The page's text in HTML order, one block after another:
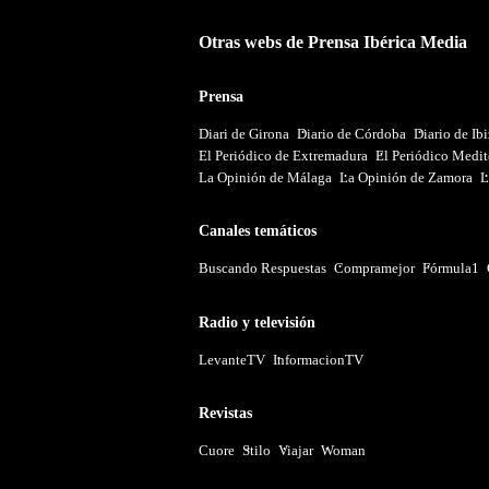
Otras webs de Prensa Ibérica Media
Prensa
Diari de Girona Diario de Córdoba Diario de
El Periódico de Extremadura El Periódico
La Opinión de Málaga La Opinión de Zamora
Canales temáticos
Buscando Respuestas Compramejor Fórmula1
Radio y televisión
LevanteTV InformacionTV
Revistas
Cuore Stilo Viajar Woman